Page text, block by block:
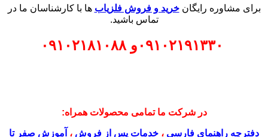
برای مشاوره رایگانخرید و فروش فلزیاب ها با کارشناسان ما در
تماس باشید.
۰۹۱۰۲۱۹۱۳۳۰ و ۰۹۱۰۲۱۸۱۰۸۸
در شرکت ما تمامی محصولات همراه:
دفترچه راهنمای فارسی ، خدمات پس از فروش ، آموزش صفر تا